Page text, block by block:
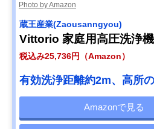
Photo by Amazon
蔵王産業(Zaousanngyou)
Vittorio 家庭用高圧洗浄
税込み25,736円（Amazon）
有効洗浄距離約2m、高所
Amazonで見る